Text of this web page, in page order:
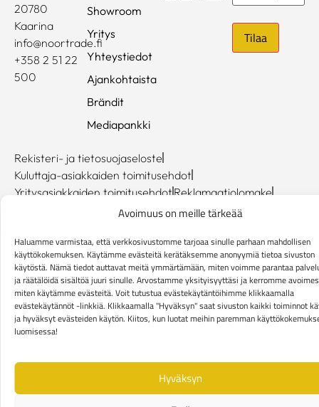
Avoimuus on meille tärkeää
Haluamme varmistaa, että verkkosivustomme tarjoaa sinulle parhaan mahdollisen
käyttökokemuksen. Käytämme evästeitä kerätäksemme anonyymiä tietoa sivuston
käytöstä. Nämä tiedot auttavat meitä ymmärtämään, miten voimme parantaa
ja räätälöidä sisältöä juuri sinulle. Arvostamme yksityisyyttäsi ja kerromme
miten käytämme evästeitä. Voit tutustua evästekäytäntöihimme klikkaamalla
evästekäytännöt -linkkiä. Klikkaamalla "Hyväksyn" saat sivuston kaikki toiminnot
ja hyväksyt evästeiden käytön. Kiitos, kun luotat meihin paremman
luomisessa!
Hyväksyn
20780
Kaarina
info@noortrade.fi
+358 2 51 22
500
Showroom
Yritys
Yhteystiedot
Ajankohtaista
Brändit
Mediapankki
Rekisteri- ja tietosuojaseloste
Kuluttaja-asiakkaiden toimitusehdot
Yritysasiakkaiden toimitusehdot Reklamaatiolomake